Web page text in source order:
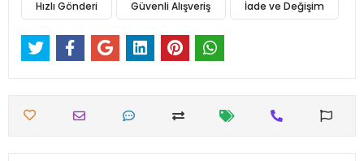
Hızlı Gönderi Güvenli Alışveriş İade ve Değişim